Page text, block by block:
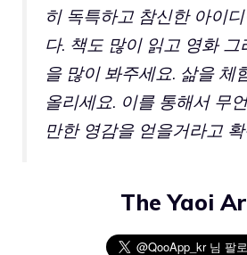
히 독특하고 참신한 아이
다. 책도 많이 읽고 영화
을 많이 봐주세요. 삶을 체
올리세요. 이를 통해서 무
만한 영감을 얻을거라고
The Yaoi